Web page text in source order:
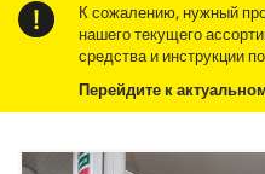
К сожалению, нужный
нашего текущего
средства и инструкции
Перейдите к